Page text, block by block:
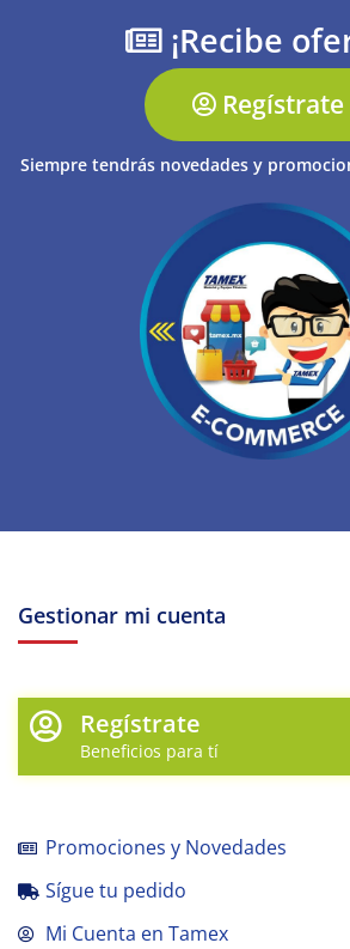
¡Recibe
Regístrate
Siempre tendrás novedades y
Gestionar mi cuenta
Regístrate
Beneficios para tí
Promociones y Novedades
Sígue tu pedido
Mi Cuenta en Tamex